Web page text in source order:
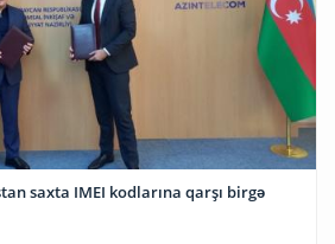
saxta IMEI kodlarına qarşı birgə